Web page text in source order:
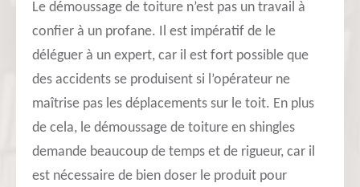
Le démoussage de toiture n’est pas un travail à
confier à un profane. Il est impératif de le
déléguer à un expert, car il est fort possible que
des accidents se produisent si l’opérateur ne
maîtrise pas les déplacements sur le toit. En plus
de cela, le démoussage de toiture en shingles
demande beaucoup de temps et de rigueur, car il
est nécessaire de bien doser le produit pour